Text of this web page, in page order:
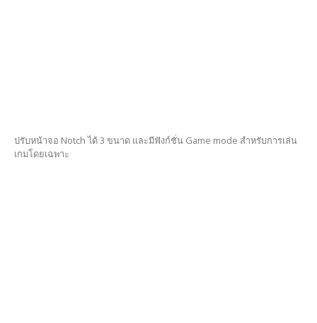
ปรับหน้าจอ Notch ได้ 3 ขนาด และมีฟังก์ชั่น Game mode สำหรับการเล่น
เกมโดยเฉพาะ